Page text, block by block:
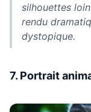
silhouettes
rendu
dystopique.
7. Portrait